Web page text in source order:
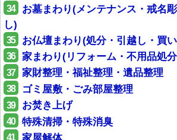
34
お墓まわり(メンテナンス・戒名
し)
35 お仏壇まわり(処分・引越し・買
36 家まわり(リフォーム・不用品処
37 家財整理・福祉整理・遺品整理
38 ゴミ屋敷・ごみ部屋整理
39 お焚き上げ
40 特殊清掃・特殊消臭
41